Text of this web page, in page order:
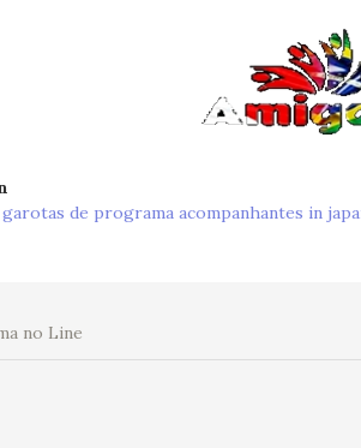
garotas de programa acompanhantes in
no Line